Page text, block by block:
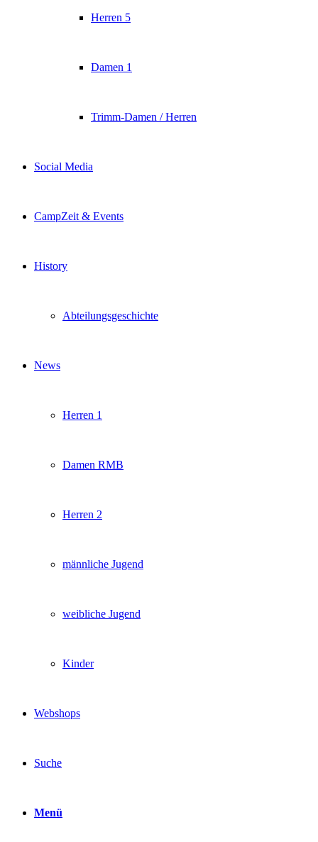
Herren 5
Damen 1
Trimm-Damen / Herren
Social Media
CampZeit & Events
History
Abteilungsgeschichte
News
Herren 1
Damen RMB
Herren 2
männliche Jugend
weibliche Jugend
Kinder
Webshops
Suche
Menü